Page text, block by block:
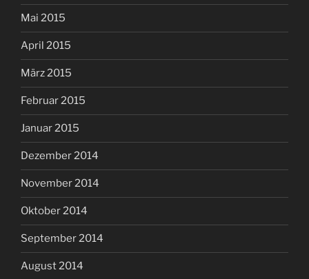
Mai 2015
April 2015
März 2015
Februar 2015
Januar 2015
Dezember 2014
November 2014
Oktober 2014
September 2014
August 2014